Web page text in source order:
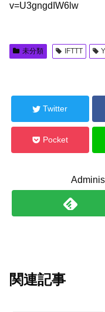
v=U3gngdIW6lw
未分類 IFTTT
Twitter
Pocket
関連記事